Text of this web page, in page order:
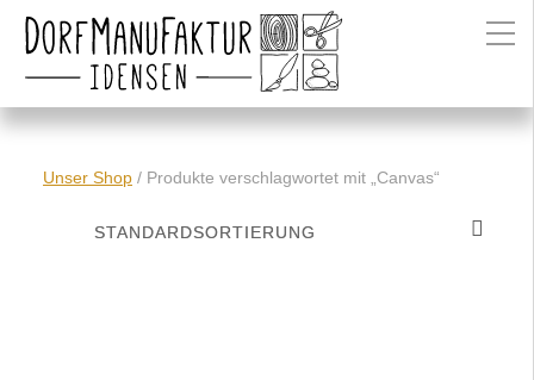
Unser Shop / Produkte verschlagwortet mit „Canvas“